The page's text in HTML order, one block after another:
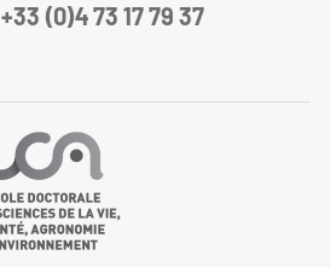
+33 (0)4 73 17 79 37